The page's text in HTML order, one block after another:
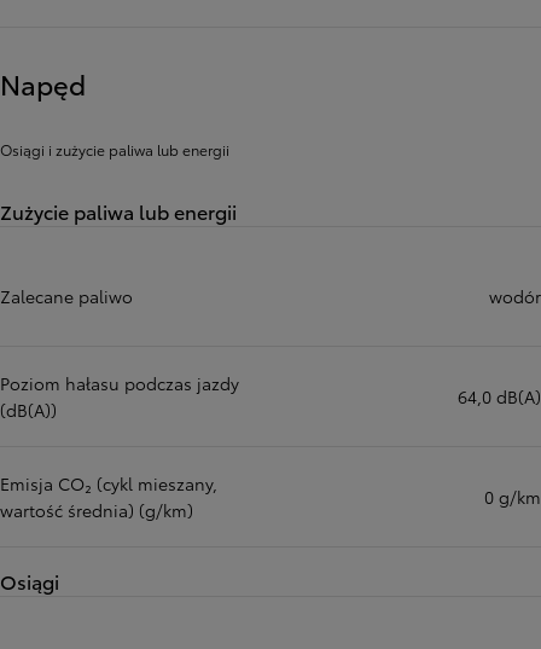
Napęd
Osiągi i zużycie paliwa lub energii
Zużycie paliwa lub energii
Zalecane paliwo wodór
Poziom hałasu podczas jazdy
(dB(A))
64,0 dB(A)
Emisja CO₂ (cykl mieszany,
wartość średnia) (g/km)
0 g/km
Osiągi